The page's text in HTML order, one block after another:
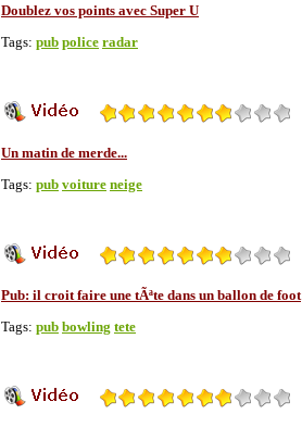
Doublez vos points avec Super U
Tags: pub police radar
Un matin de merde...
Tags: pub voiture neige
Pub: il croit faire une tÃªte dans un ballon de foot
Tags: pub bowling tete